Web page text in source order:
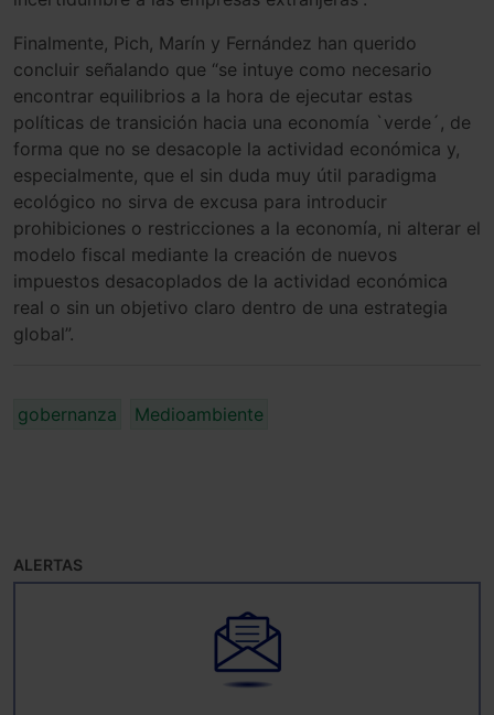
Finalmente, Pich, Marín y Fernández han querido
concluir señalando que “se intuye como necesario
encontrar equilibrios a la hora de ejecutar estas
políticas de transición hacia una economía `verde´, de
forma que no se desacople la actividad económica y,
especialmente, que el sin duda muy útil paradigma
ecológico no sirva de excusa para introducir
prohibiciones o restricciones a la economía, ni alterar el
modelo fiscal mediante la creación de nuevos
impuestos desacoplados de la actividad económica
real o sin un objetivo claro dentro de una estrategia
global”.
gobernanza Medioambiente
ALERTAS